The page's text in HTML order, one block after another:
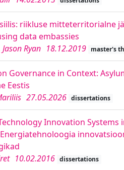
riikluse mitteterritorialne
data embassies
Ryan 18.12.2019 master's
Governance in Context:
Eestis
27.05.2026 dissertations
Innovation
10.02.2016 dissertations